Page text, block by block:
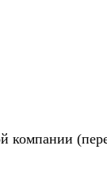
компании